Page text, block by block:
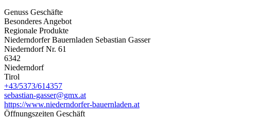
Genuss Geschäfte
Besonderes Angebot
Regionale Produkte
Niederndorfer Bauernladen Sebastian Gasser
Niederndorf Nr. 61
6342
Niederndorf
Tirol
+43/5373/614357
sebastian-gasser@gmx.at
https://www.niederndorfer-bauernladen.at
Öffnungszeiten Geschäft